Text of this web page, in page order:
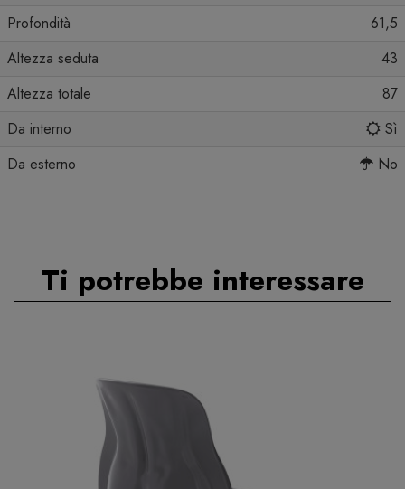
Profondità
61,5
Altezza seduta
43
Altezza totale
87
Da interno
Sì
Da esterno
No
Ti potrebbe interessare